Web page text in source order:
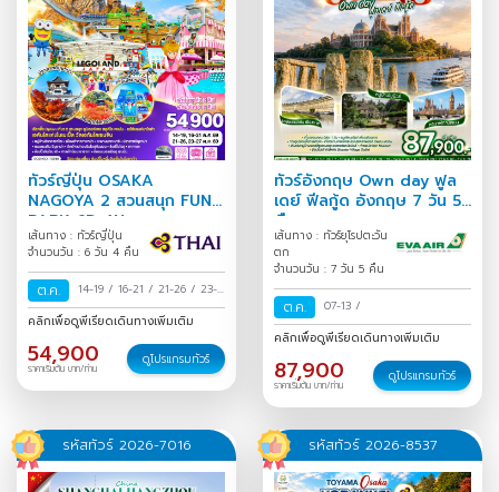
ทัวร์ญี่ปุ่น OSAKA
NAGOYA 2 สวนสนุก FUN
PARK 6D 4N
เส้นทาง : ทัวร์ญี่ปุ่น
จำนวนวัน : 6 วัน 4 คืน
ต.ค. 14-19 / 16-21 / 21-26 / 23-
28/
คลิกเพื่อดูพีเรียดเดินทางเพิ่มเติม
54,900
ราคาเริ่มต้น บาท/ท่าน
ดูโปรแกรมทัวร์
ทัวร์อังกฤษ Own day ฟูล
เดย์ ฟีลกู้ด อังกฤษ 7 วัน 5
คืน
เส้นทาง : ทัวร์ยุโรปตะวัน
ตก
จำนวนวัน : 7 วัน 5 คืน
ต.ค. 07-13 /
คลิกเพื่อดูพีเรียดเดินทางเพิ่มเติม
87,900
ราคาเริ่มต้น บาท/ท่าน
ดูโปรแกรมทัวร์
รหัสทัวร์ 2026-7016 รหัสทัวร์ 2026-8537